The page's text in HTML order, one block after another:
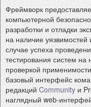
Фреймворк
компьютерной
разработки и отладки
на наличие
случае успеха
тестирования систем на
проверкой
базовый интерфейс
редакцийCommunityи
наглядный web-